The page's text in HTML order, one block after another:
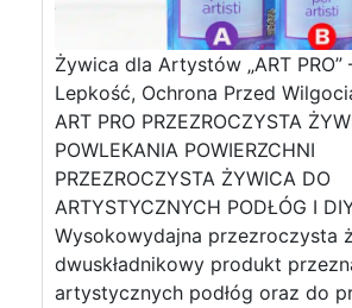
Żywica dla Artystów „ART PRO”
Lepkość, Ochrona Przed
ART PRO PRZEZROCZYSTA
POWLEKANIA POWIERZCHNI
PRZEZROCZYSTA ŻYWICA DO
ARTYSTYCZNYCH PODŁÓG I
Wysokowydajna przezroczysta
dwuskładnikowy produkt
artystycznych podłóg oraz do